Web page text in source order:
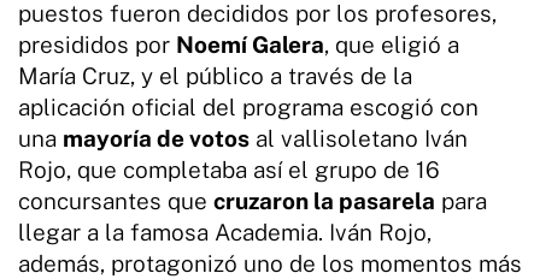
puestos fueron decididos por los profesores,
presididos por Noemí Galera, que eligió a
María Cruz, y el público a través de la
aplicación oficial del programa escogió con
una mayoría de votos al vallisoletano Iván
Rojo, que completaba así el grupo de 16
concursantes que cruzaron la pasarela para
llegar a la famosa Academia. Iván Rojo,
además, protagonizó uno de los momentos más